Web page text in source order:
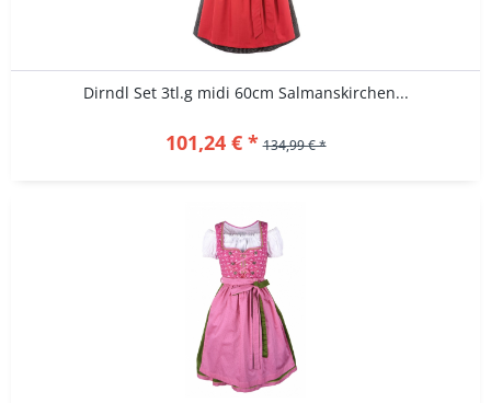
Dirndl Set 3tl.g midi 60cm Salmanskirchen...
101,24 € * 134,99 € *